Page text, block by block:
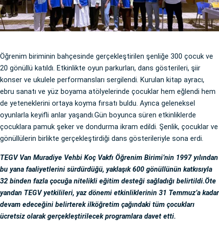
Öğrenim biriminin bahçesinde gerçekleştirilen şenliğe 300 çocuk ve
20 gönüllü katıldı. Etkinlikte oyun parkurları, dans gösterileri, şiir
konser ve ukulele performansları sergilendi. Kurulan kitap ayracı,
ebru sanatı ve yüz boyama atölyelerinde çocuklar hem eğlendi hem
de yeteneklerini ortaya koyma fırsatı buldu. Ayrıca geleneksel
oyunlarla keyifli anlar yaşandı.Gün boyunca süren etkinliklerde
çocuklara pamuk şeker ve dondurma ikram edildi. Şenlik, çocuklar ve
gönüllülerin birlikte gerçekleştirdiği dans gösterileriyle sona erdi.
TEGV Van Muradiye Vehbi Koç Vakfı Öğrenim Birimi’nin 1997 yılından
bu yana faaliyetlerini sürdürdüğü, yaklaşık 600 gönüllünün katkısıyla
32 binden fazla çocuğa nitelikli eğitim desteği sağladığı belirtildi.Öte
yandan TEGV yetkilileri, yaz dönemi etkinliklerinin 31 Temmuz’a kadar
devam edeceğini belirterek ilköğretim çağındaki tüm çocukları
ücretsiz olarak gerçekleştirilecek programlara davet etti.